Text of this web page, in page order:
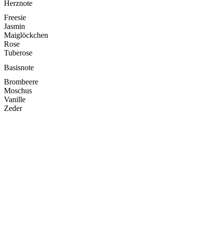
Herznote
Freesie
Jasmin
Maiglöckchen
Rose
Tuberose
Basisnote
Brombeere
Moschus
Vanille
Zeder